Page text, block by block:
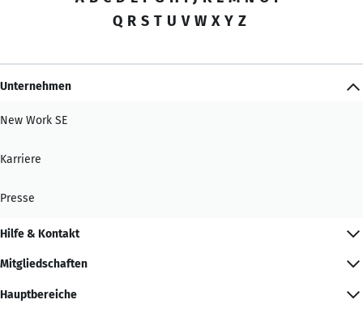
Q R S T U V W X Y Z
Unternehmen
New Work SE
Karriere
Presse
Hilfe & Kontakt
Mitgliedschaften
Hauptbereiche